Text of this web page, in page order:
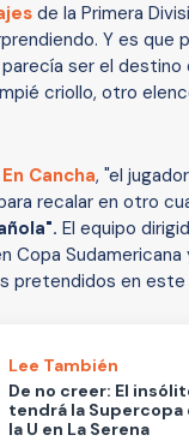
de la Primera
Y es que
ser el destino
criollo, otro
En Cancha, "el
recalar en otro
El equipo
Copa
pretendidos en
Lee También
De no creer: El
tendrá la Supercopa
la U en La Serena